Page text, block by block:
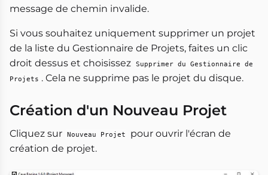
message de chemin invalide.
Si vous souhaitez uniquement supprimer un projet
de la liste du Gestionnaire de Projets, faites un clic
droit dessus et choisissez Supprimer du Gestionnaire de
Projets . Cela ne supprime pas le projet du disque.
Création d'un Nouveau Projet
Cliquez sur Nouveau Projet
pour ouvrir l'écran de
création de projet.